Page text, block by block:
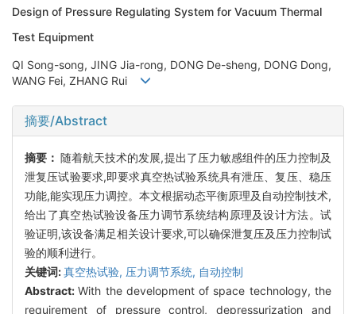
Design of Pressure Regulating System for Vacuum Thermal
Test Equipment
QI Song-song, JING Jia-rong, DONG De-sheng, DONG Dong,
WANG Fei, ZHANG Rui
摘要/Abstract
摘要：随着航天技术的发展,提出了压力敏感组件的压力控制及
泄复压试验要求,即要求真空热试验系统具有泄压、复压、稳压
功能,能实现压力调控。本文根据动态平衡原理及自动控制技术,
给出了真空热试验设备压力调节系统结构原理及设计方法。试
验证明,该设备满足相关设计要求,可以确保泄复压及压力控制试
验的顺利进行。
关键词:真空热试验, 压力调节系统, 自动控制
Abstract:With the development of space technology, the
requirement of pressure control, depressurization and